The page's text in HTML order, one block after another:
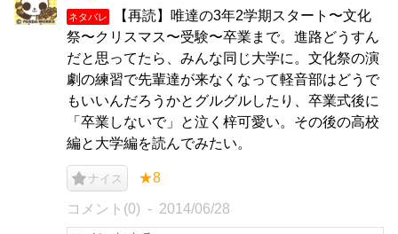
ネタバレ
【再読】唯達の3年2学期スタート〜文化
祭〜クリスマス〜受験〜卒業まで。進路どうすん
だと思ってたら、みんな同じ大学に。文化祭の演
劇の練習で先輩達が来なくなって軽音部はどうで
もいいんだろうかとグルグルしたり、卒業式後に
「卒業しないで」と泣く梓可愛い。その後の高校
編と大学編を読んでみたい。
ナイス ★8
コメント(0) 2014/06/28